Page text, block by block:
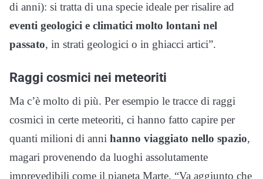
di anni): si tratta di una specie ideale per risalire ad
eventi geologici e climatici molto lontani nel
passato, in strati geologici o in ghiacci artici”.
Raggi cosmici nei meteoriti
Ma c’è molto di più. Per esempio le tracce di raggi
cosmici in certe meteoriti, ci hanno fatto capire per
quanti milioni di anni hanno viaggiato nello spazio,
magari provenendo da luoghi assolutamente
imprevedibili come il pianeta Marte. “Va aggiunto che